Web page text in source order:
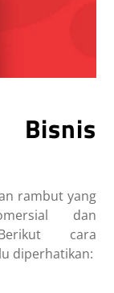
Bisnis
rambut yang
dan
cara
diperhatikan: